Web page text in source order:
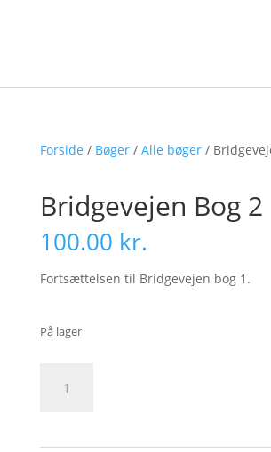
Forside / Bøger/ Alle bøger/
Bridgevejen Bog 2
100.00 kr.
Fortsættelsen til Bridgevejen bog 1.
På lager